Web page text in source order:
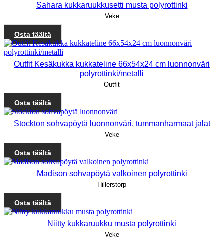
Sahara kukkaruukkusetti musta polyrottinki
Veke
Osta täältä
Outfit Kesäkukka kukkateline 66x54x24 cm luonnonväri
polyrottinki/metalli
Outfit
Osta täältä
Stockton sohvapöytä luonnonväri, tummanharmaat jalat
Veke
Osta täältä
Madison sohvapöytä valkoinen polyrottinki
Hillerstorp
Osta täältä
Niitty kukkaruukku musta polyrottinki
Veke